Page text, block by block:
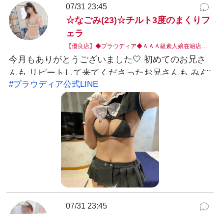
絡ください♡ 📞 080-6330-9996 お店公式LINEは
こちら LINEでお友だち追加 LINE ID：@038ukvzr
あなたからのご連絡、お待ちしています…♡
07/31 23:45
☆なごみ(23)☆チルト3度のまくりフ
ェラ
【優良店】◆プラウディア◆ＡＡＡ級素人娘在籍店…
今月もありがとうございました🤍 初めてのお兄さ
んも リピートして来てくださったお兄さんも みん
な会えて嬉しかったです！ また8月もお願いします
🐰🤍 このコスプレ、 綺麗におっぱいがまん丸に見
えて 嬉しかったから お兄さんにも見てもらいたい
な！ ⟡.· ⎯⎯⎯⎯⎯⎯⎯⎯⎯⎯⎯⎯ ⟡.·
LINEID:nagomi@yamaguchi-proudia X ID :
@nagomi_proudia #プラウディア公式LINE：
@038ukvzr LINE予約可能。お得なクーポン発行
中。※こちらから発信する事はありません。
#プラウディア公式LINE
07/31 23:45